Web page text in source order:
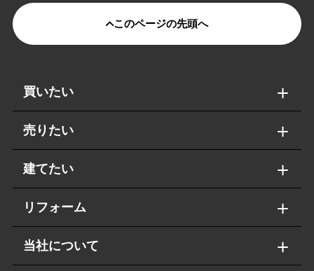
このページの先頭へ
買いたい
売りたい
建てたい
リフォーム
当社について